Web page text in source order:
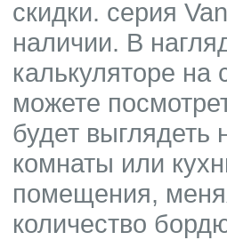
скидки. серия
наличии. В
калькуляторе на
можете
будет выглядеть
комнаты или
помещения,
количество